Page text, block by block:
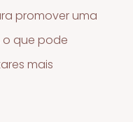
promover uma
o que pode
mais